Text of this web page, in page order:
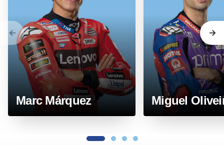
Marc Márquez Miguel
Anterior
1 2 3 4